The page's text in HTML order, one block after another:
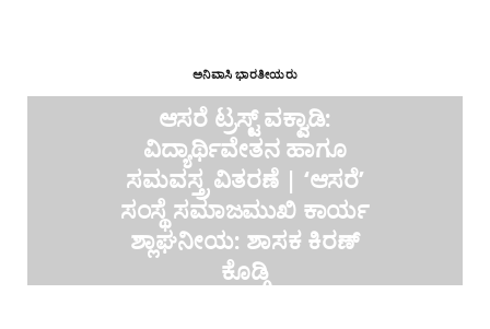
ಅನಿವಾಸಿ ಭಾರತೀಯರು
ಆಸರೆ ಟ್ರಸ್ಟ್ ವಕ್ವಾಡಿ:
ವಿದ್ಯಾರ್ಥಿವೇತನ ಹಾಗೂ
ಸಮವಸ್ತ್ರ ವಿತರಣೆ | ‘ಆಸರೆ’
ಸಂಸ್ಥೆ ಸಮಾಜಮುಖಿ ಕಾರ್ಯ
ಶ್ಲಾಘನೀಯ: ಶಾಸಕ ಕಿರಣ್
ಕೊಡ್ಗಿ